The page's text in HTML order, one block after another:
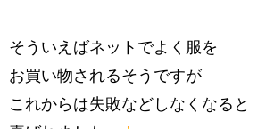
そういえばネットでよく服を
お買い物されるそうですが
これからは失敗などしなくなると